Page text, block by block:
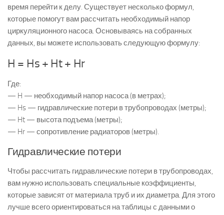
время перейти к делу. Существует несколько формул,
которые помогут вам рассчитать необходимый напор
циркуляционного насоса. Основываясь на собранных
данных, вы можете использовать следующую формулу:
H = Hs + Ht + Hr
Где:
— H — необходимый напор насоса (в метрах);
— Hs — гидравлические потери в трубопроводах (метры);
— Ht — высота подъема (метры);
— Hr — сопротивление радиаторов (метры).
Гидравлические потери
Чтобы рассчитать гидравлические потери в трубопроводах,
вам нужно использовать специальные коэффициенты,
которые зависят от материала труб и их диаметра. Для этого
лучше всего ориентироваться на таблицы с данными о